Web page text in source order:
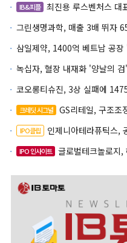
IB&피플
최진용 루스벤처스 대
코오롱티슈진, 3상 실패에
크레딧 시그널 GS리테일, 구조조정 효과
IPO클립 인제니아테라퓨틱스, 공모가
IPO 인사이트 글로벌테크놀로지, 해외사